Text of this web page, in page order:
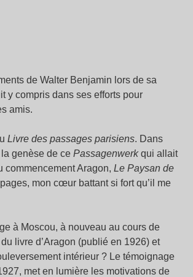
de Walter Benjamin lors de sa
y compris dans ses efforts pour
amis.
Livre des passages parisiens. Dans
genèse de ce Passagenwerkqui allait
commencement Aragon, Le Paysan de
mon cœur battant si fort qu’il me
à Moscou, à nouveau au cours de
livre d’Aragon (publié en 1926) et
intérieur ? Le témoignage
met en lumière les motivations de